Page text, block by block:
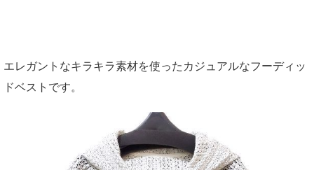
エレガントなキラキラ素材を使ったカジュアルなフーディッ
ドベストです。